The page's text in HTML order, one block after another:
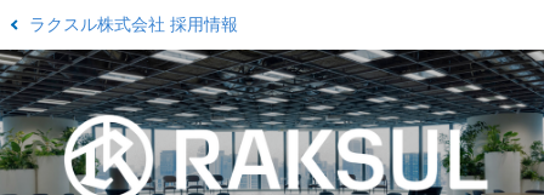
ラクスル株式会社 採用情報